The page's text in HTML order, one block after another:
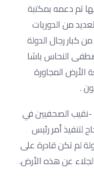
‏تم‏ ‏دعمه‏ ‏بمكتبة‏
‏من‏ ‏الدوريات‏
‏كبار‏ ‏رجال‏ ‏الدولة‏
‏النحاس‏ ‏باشا‏
‏المجاورة‏
.
‏نقيب‏ ‏الصحفيين‏ في
‏بالنجاح لتنفيذ أمر رئيس
‏لم‏ ‏تكن‏ ‏قادرة‏ ‏على‏
‏عن‏ ‏هذه‏ ‏الأرض‏.